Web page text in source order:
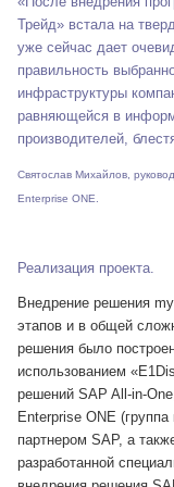
Трейд» встала на
уже сейчас дает
правильность
инфраструктуры
равняющейся в
производителей,
Святослав Михайлов,
Enterprise ONE.
Реализация проекта.
Внедрение решения
этапов и в общей
решения было
использованием
решений SAP All-in-
Enterprise ONE
партнером SAP, а
разработанной